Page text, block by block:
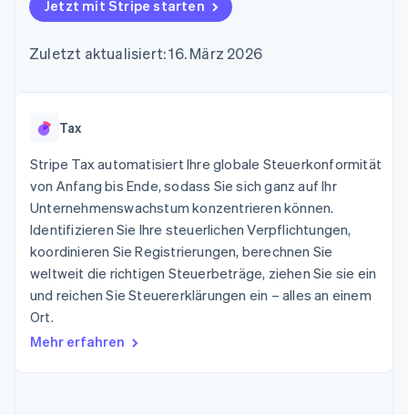
Zugriff auf mehr als
Terminal
Optimierung der
Autorisierungsraten
Link
Beschleunigter
Bezahlvorgang
Financial
Connections
Verbundene
Finanzdaten
Data Pipeline
Datensynchronisierung
Mehr
Product roadmap
Geldmanagement
SaaS
KI-Unternehmen
Creator Economy
Gaming
Bewirtung, Reisen und
Freizeit
Versicherungen
Medien und
Unterhaltung
Gemeinnützige
Organisationen
Öffentlicher Sektor
Marktplatz auf
Abonnementverwaltung
nutzungsbasierte
geht´s
Bereitstellung und
Verwaltung von
Diensten mit Agenten
Ressourcen
Code-Beispiele
API-Status
Produkt-Roadmap
Karriere
Stripe Press
Kontakt
Sales-Team
kontaktieren
Partner werden
Jetzt mit Stripe starten
Zuletzt aktualisiert: 16. März 2026
Tax
Stripe Tax automatisiert Ihre globale Steuerkonformität
von Anfang bis Ende, sodass Sie sich ganz auf Ihr
Unternehmenswachstum konzentrieren können.
Identifizieren Sie Ihre steuerlichen Verpflichtungen,
koordinieren Sie Registrierungen, berechnen Sie
weltweit die richtigen Steuerbeträge, ziehen Sie sie ein
und reichen Sie Steuererklärungen ein – alles an einem
Ort.
Mehr erfahren